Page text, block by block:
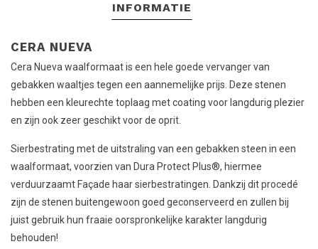
INFORMATIE
CERA NUEVA
Cera Nueva waalformaat is een hele goede vervanger van
gebakken waaltjes tegen een aannemelijke prijs. Deze stenen
hebben een kleurechte toplaag met coating voor langdurig plezier
en zijn ook zeer geschikt voor de oprit.
Sierbestrating met de uitstraling van een gebakken steen in een
waalformaat, voorzien van Dura Protect Plus®, hiermee
verduurzaamt Façade haar sierbestratingen. Dankzij dit procedé
zijn de stenen buitengewoon goed geconserveerd en zullen bij
juist gebruik hun fraaie oorspronkelijke karakter langdurig
behouden!